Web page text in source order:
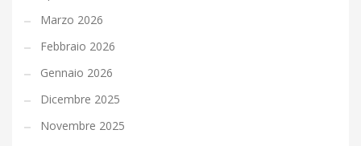
Marzo 2026
Febbraio 2026
Gennaio 2026
Dicembre 2025
Novembre 2025